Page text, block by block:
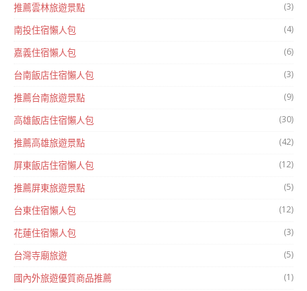
推薦雲林旅遊景點 (3)
南投住宿懶人包 (4)
嘉義住宿懶人包 (6)
台南飯店住宿懶人包 (3)
推薦台南旅遊景點 (9)
高雄飯店住宿懶人包 (30)
推薦高雄旅遊景點 (42)
屏東飯店住宿懶人包 (12)
推薦屏東旅遊景點 (5)
台東住宿懶人包 (12)
花蓮住宿懶人包 (3)
台灣寺廟旅遊 (5)
國內外旅遊優質商品推薦 (1)